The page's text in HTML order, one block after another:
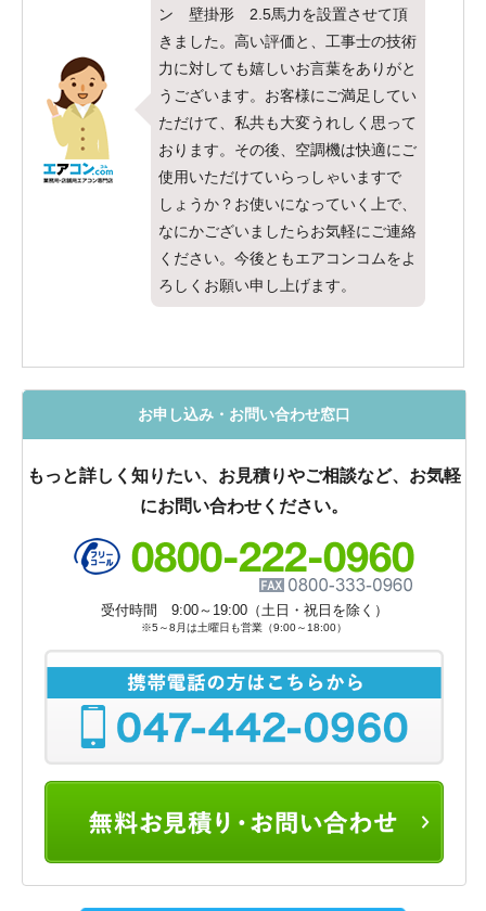
ン 壁掛形 2.5馬力を設置させて頂
きました。高い評価と、工事士の技術
力に対しても嬉しいお言葉をありがと
うございます。お客様にご満足してい
ただけて、私共も大変うれしく思って
おります。その後、空調機は快適にご
使用いただけていらっしゃいますで
しょうか？お使いになっていく上で、
なにかございましたらお気軽にご連絡
ください。今後ともエアコンコムをよ
ろしくお願い申し上げます。
お申し込み・お問い合わせ窓口
もっと詳しく知りたい、お見積りやご相談など、お気軽
にお問い合わせください。
受付時間 9:00～19:00（土日・祝日を除く）
※5～8月は土曜日も営業（9:00～18:00）